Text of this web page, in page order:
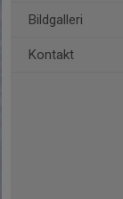
Bildgalleri
Kontakt